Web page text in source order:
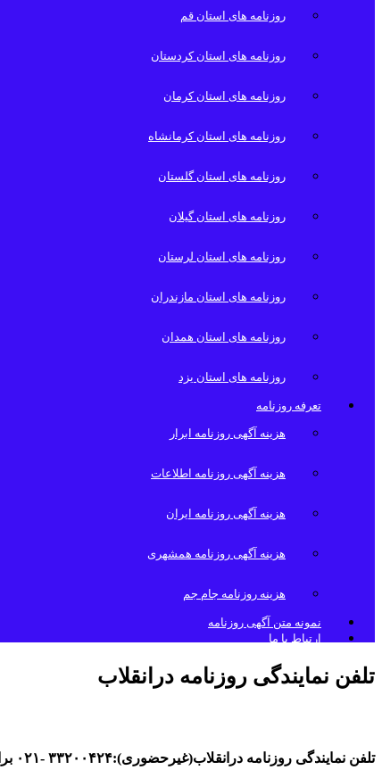
روزنامه های استان قم
روزنامه های استان کردستان
روزنامه های استان کرمان
روزنامه های استان کرمانشاه
روزنامه های استان گلستان
روزنامه های استان گیلان
روزنامه های استان لرستان
روزنامه های استان مازندران
روزنامه های استان همدان
روزنامه های استان یزد
تعرفه روزنامه
هزینه آگهی روزنامه ابرار
هزینه آگهی روزنامه اطلاعات
هزینه آگهی روزنامه ایران
هزینه آگهی روزنامه همشهری
هزینه روزنامه جام جم
نمونه متن آگهی روزنامه
ارتباط با ما
تلفن نمایندگی روزنامه درانقلاب
تلفن نمایندگی روزنامه درانقلاب(غیرحضوری):۳۳۲۰۰۴۲۴ -۰۲۱ برای سفارش آگهی با ما درارتباط باشید…